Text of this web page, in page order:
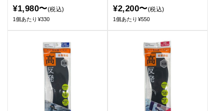
¥1,980〜(税込)
1個あたり¥330
¥2,200〜(税込)
1個あたり¥550